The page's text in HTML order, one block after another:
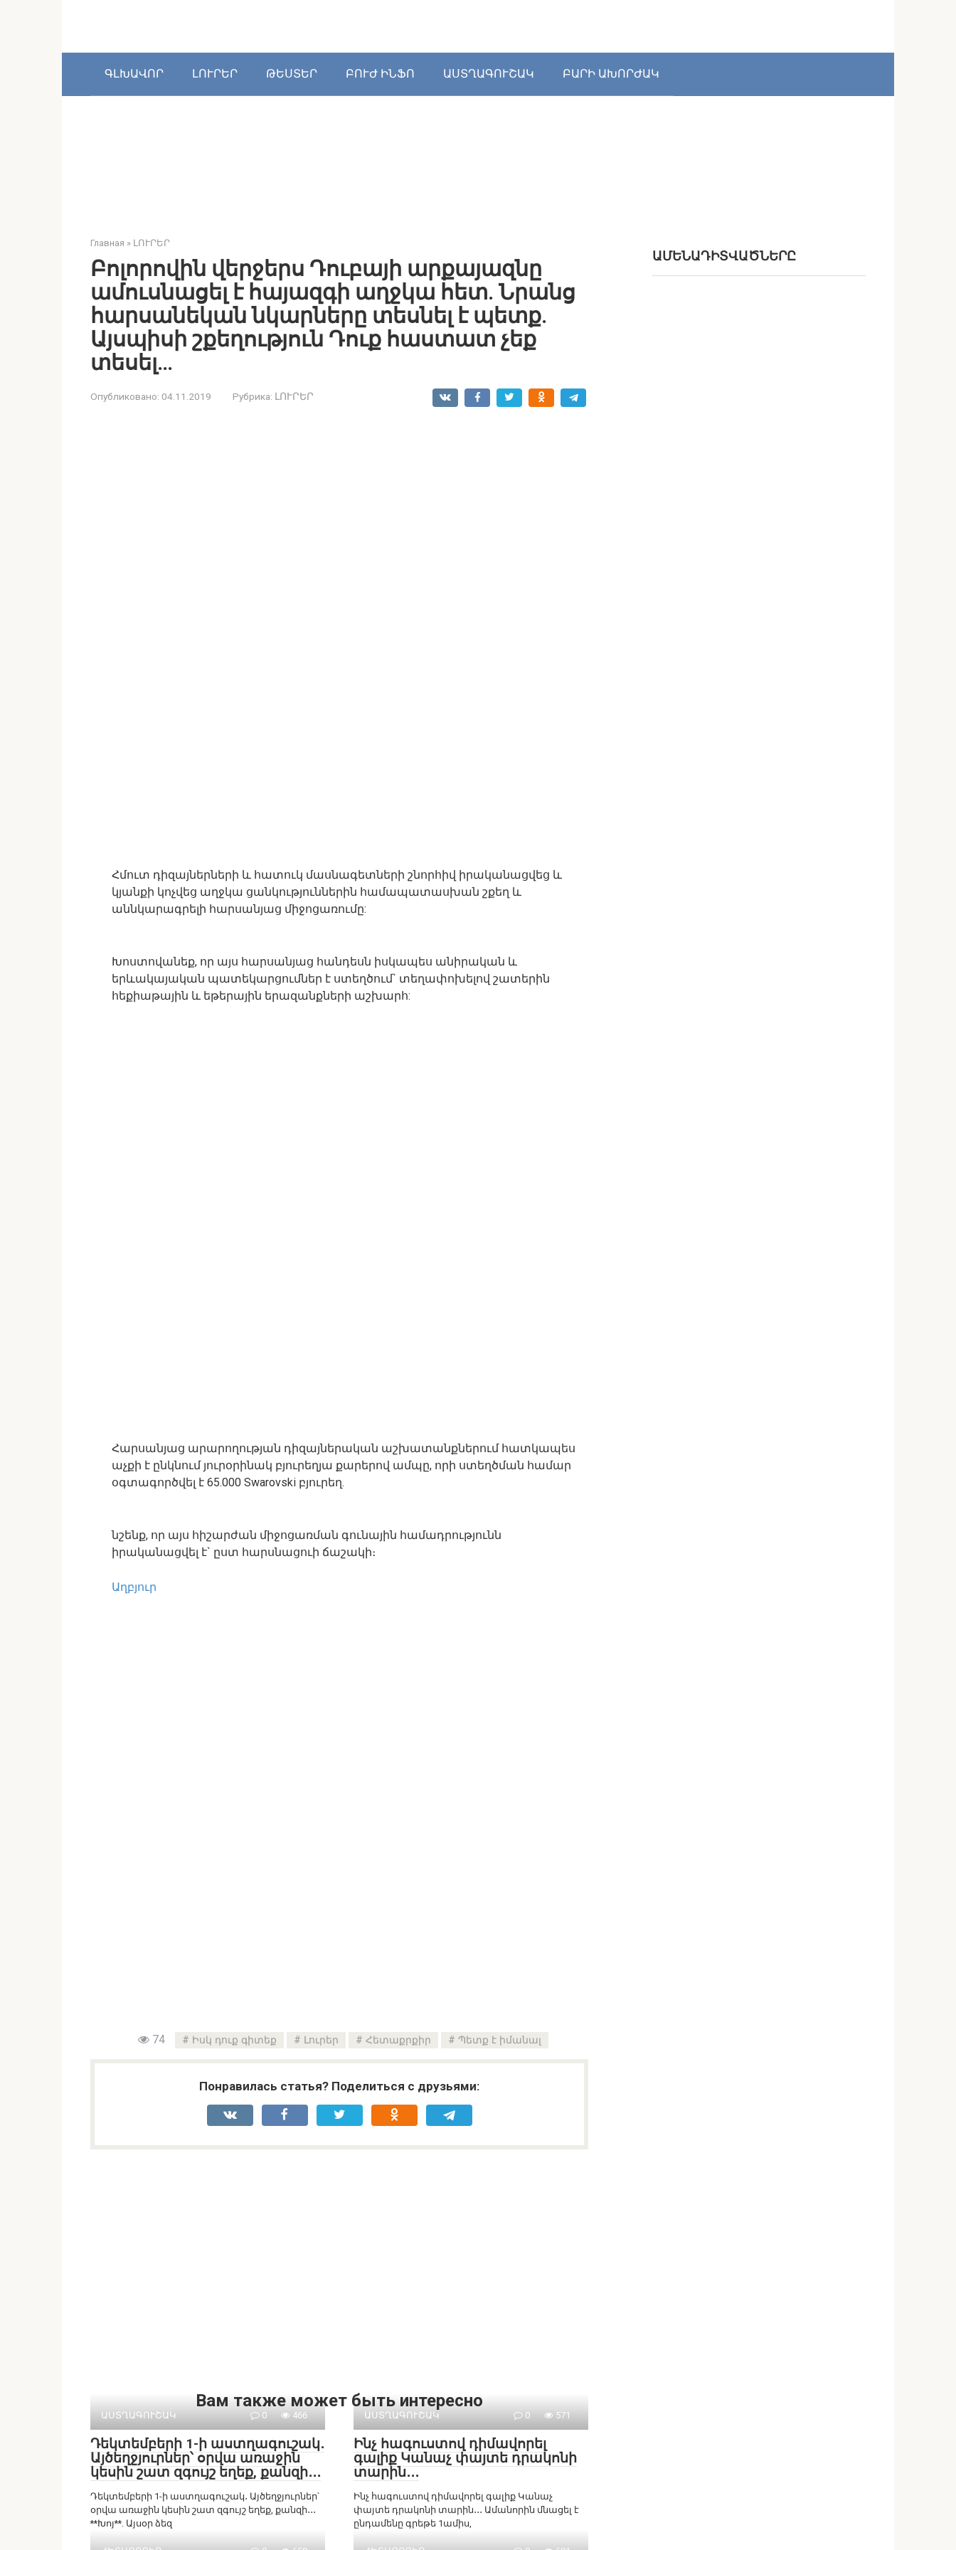
ԳԼԽԱՎՈՐ ԼՈՒՐԵՐ ԹԵՍՏԵՐ ԲՈՒԺ ԻՆՖՈ ԱՍՏՂԱԳՈՒՇԱԿ ԲԱՐԻ ԱԽՈՐԺԱԿ
Главная » ԼՈՒՐԵՐ
Բոլորովին վերջերս Դուբայի արքայազնը
ամուսնացել է հայազգի աղջկա հետ. Նրանց
հարսանեկան նկարները տեսնել է պետք.
Այսպիսի շքեղություն Դուք հաստատ չեք
տեսել…
Опубликовано: 04.11.2019 Рубрика: ԼՈՒՐԵՐ
Հմուտ դիզայներների և հատուկ մասնագետների շնորհիվ իրականացվեց և
կյանքի կոչվեց աղջկա ցանկություններին համապատասխան շքեղ և
աննկարագրելի հարսանյաց միջոցառումը:
Խոստովանեք, որ այս հարսանյաց հանդեսն իսկապես անիրական և
երևակայական պատեկարցումներ է ստեղծում` տեղափոխելով շատերին
հեքիաթային և եթերային երազանքների աշխարհ:
Հարսանյաց արարողության դիզայներական աշխատանքներում հատկապես
աչքի է ընկնում յուրօրինակ բյուրեղյա քարերով ամպը, որի ստեղծման համար
օգտագործվել է 65.000 Swarovski բյուրեղ.
նշենք, որ այս հիշարժան միջոցառման գունային համադրությունն
իրականացվել է` ըստ հարսնացուի ճաշակի։
Աղբյուր
74 Իսկ դուք գիտեք Լուրեր Հետաքրքիր Պետք է իմանալ
Понравилась статья? Поделиться с друзьями:
Вам также может быть интересно
ԱՍՏՂԱԳՈՒՇԱԿ 0 466
Դեկտեմբերի 1-ի աստղագուշակ․
Այծեղջյուրներ՝ օրվա առաջին
կեսին շատ զգույշ եղեք, քանզի․․․
Դեկտեմբերի 1-ի աստղագուշակ․ Այծեղջյուրներ՝
օրվա առաջին կեսին շատ զգույշ եղեք, քանզի․․․
**Խոյ**. Այսօր ձեզ
ԱՍՏՂԱԳՈՒՇԱԿ 0 571
Ինչ հագուստով դիմավորել
գալիք Կանաչ փայտե դրակոնի
տարին․․․
Ինչ հագուստով դիմավորել գալիք Կանաչ
փայտե դրակոնի տարին․․․ Ամանորին մնացել է
ընդամենը գրեթե 1ամիս,
ԱՄԵՆԱԴԻՏՎԱԾՆԵՐԸ